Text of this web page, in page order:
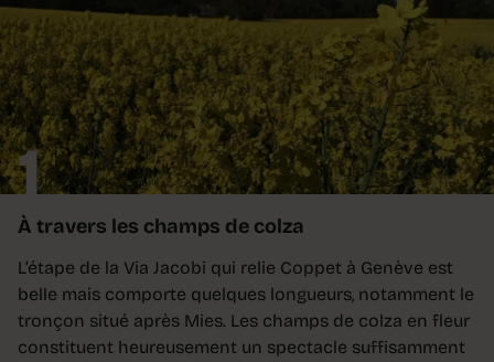
1
À travers les champs de colza
L’étape de la Via Jacobi qui relie Coppet à Genève est
belle mais comporte quelques longueurs, notamment le
tronçon situé après Mies. Les champs de colza en fleur
constituent heureusement un spectacle suffisamment